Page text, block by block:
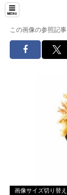
この画像の参照記事
画像サイズ切り替え